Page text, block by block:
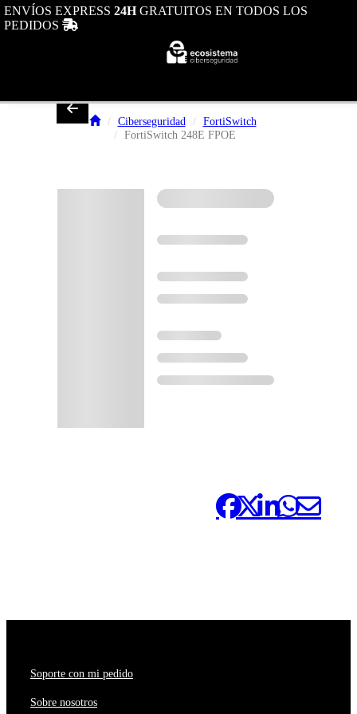
Toggle navigation
ENVÍOS EXPRESS 24HGRATUITOS EN TODOS LOS
PEDIDOS
Ciberseguridad
FortiSwitch
FortiSwitch 248E FPOE
Soporte con mi pedido
Sobre nosotros